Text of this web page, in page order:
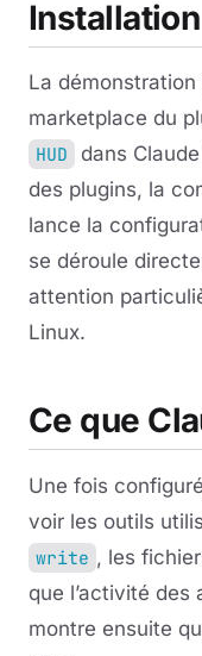
La démonstration
marketplace du
HUD
dans
des plugins, la
lance la
se déroule
attention
Linux.
Ce que
Une fois
voir les outils
write , les
que l’activité des
montre ensuite